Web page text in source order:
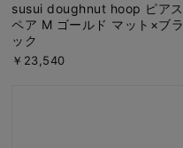
susui doughnut hoop ピアス
ペア M ゴールド マット×ブラ
ック
￥23,540